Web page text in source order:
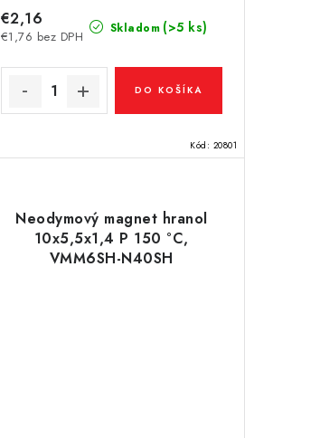
Skladom (>5 ks)
€1,76 bez DPH
€2,16
DO KOŠÍKA
Kód: 20801
Neodymový magnet hranol
10x5,5x1,4 P 150 °C,
VMM6SH-N40SH